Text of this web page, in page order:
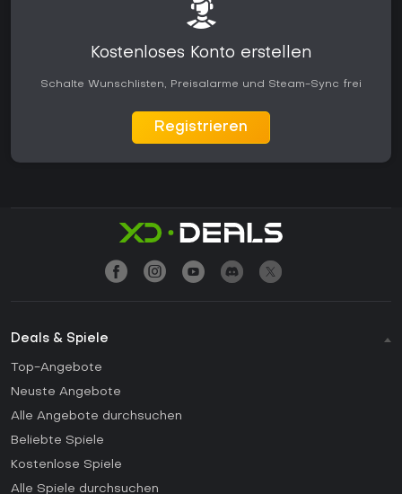
Kostenloses Konto erstellen
Schalte Wunschlisten, Preisalarme und Steam-Sync frei
Registrieren
Deals & Spiele
Top-Angebote
Neuste Angebote
Alle Angebote durchsuchen
Beliebte Spiele
Kostenlose Spiele
Alle Spiele durchsuchen